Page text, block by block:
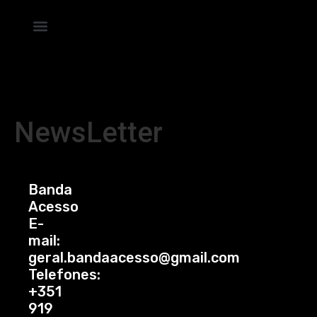
NewsLetter
Banda
Acesso
E-
mail:
geral.bandaacesso@gmail.com
Telefones:
+351
919